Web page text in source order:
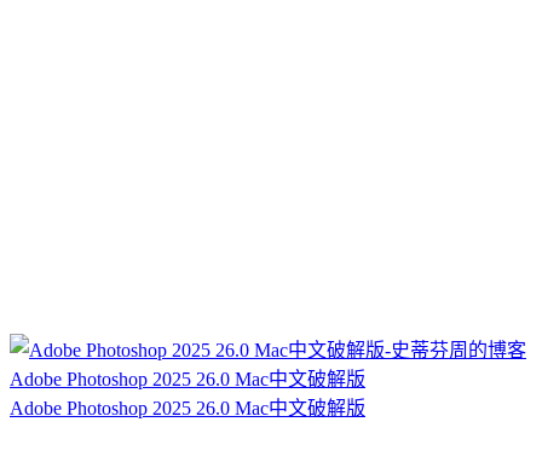
Adobe Photoshop 2025 26.0 Mac中文破解版
Adobe Photoshop 2025 26.0 Mac中文破解版